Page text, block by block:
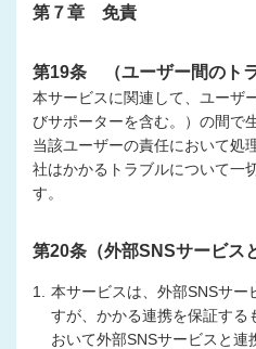
第７章 免責
第19条 （ユーザー間のトラ
本サービスに関連して、ユーザ
びサポーターを含む。）の間で
当該ユーザーの責任において処
社はかかるトラブルについて一
す。
第20条（外部SNSサービス
1.
本サービスは、外部SNSサー
すが、かかる連携を保証する
おいて外部SNSサービスと連